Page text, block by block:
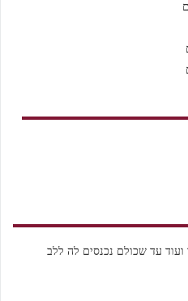
עד שכולם נכנסים לה ללב